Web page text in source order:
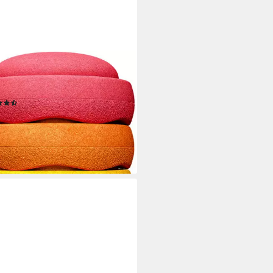
Stapelstein® Original
classic
(3)
€
- in 4-5 Werktagen bei dir